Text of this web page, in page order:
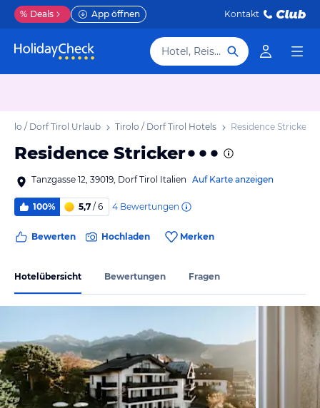
% Deals App öffnen Kontakt
Hotel, Reiseziel
/ Dorf Tirol Urlaub Tirolo / Dorf Tirol Hotels Residence Stricker
Residence Stricker
Tanzgasse 12, 39019, Dorf Tirol Italien Auf Karte anzeigen
100% 5,7 / 6 4 Bewertungen
Bewerten Hochladen Merken
Hotelübersicht Bewertungen Fragen